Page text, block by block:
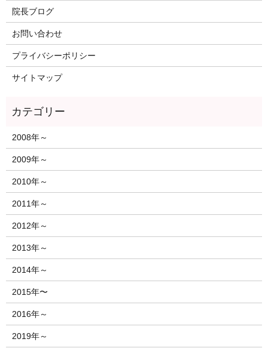
院長ブログ
お問い合わせ
プライバシーポリシー
サイトマップ
2008年～
2009年～
2010年～
2011年～
2012年～
2013年～
2014年～
2015年〜
2016年～
2019年～